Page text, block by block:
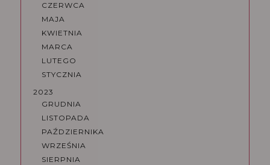
CZERWCA
MAJA
KWIETNIA
MARCA
LUTEGO
STYCZNIA
2023
GRUDNIA
LISTOPADA
PAŹDZIERNIKA
WRZEŚNIA
SIERPNIA